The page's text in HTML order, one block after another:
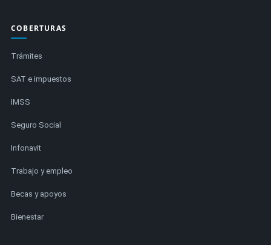
COBERTURAS
Trámites
SAT e impuestos
IMSS
Seguro Social
Infonavit
Trabajo y empleo
Becas y apoyos
Bienestar